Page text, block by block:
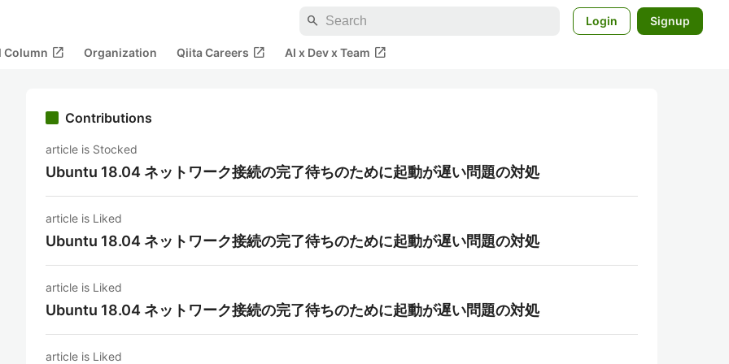
search Login Signup
Column open_in_new Organization Qiita Careers open_in_new AI x Dev x Team open_in_new
Contributions
article is Stocked
Ubuntu 18.04 ネットワーク接続の完了待ちのために起動が遅い問題の対処
article is Liked
Ubuntu 18.04 ネットワーク接続の完了待ちのために起動が遅い問題の対処
article is Liked
Ubuntu 18.04 ネットワーク接続の完了待ちのために起動が遅い問題の対処
article is Liked